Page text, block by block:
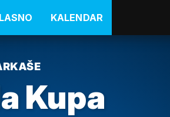
KALENDAR
Kupa